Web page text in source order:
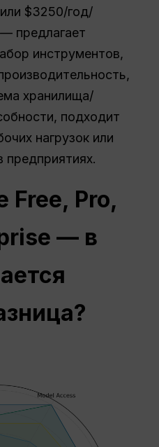
$3250/год/
предлагает
инструментов,
хранилища/
подходит
нагрузок или
предприятиях.
Free, Pro,
— в